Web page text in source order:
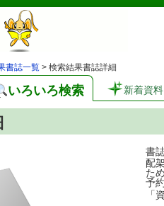
書誌一覧 > 検索結果書誌詳細
いろいろ検索 新着資料
書
配
た
予
「